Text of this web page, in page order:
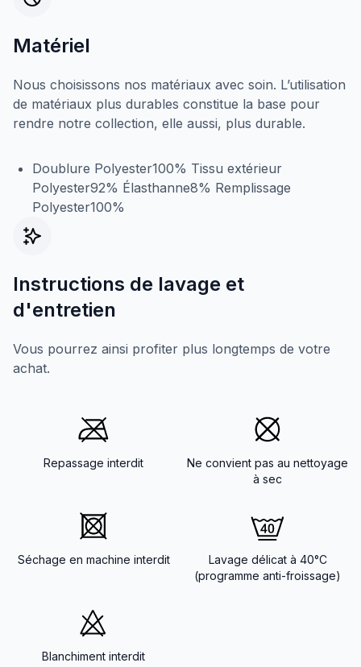
Matériel
Nous choisissons nos matériaux avec soin. L’utilisation
de matériaux plus durables constitue la base pour
rendre notre collection, elle aussi, plus durable.
Doublure Polyester100% Tissu extérieur
Polyester92% Élasthanne8% Remplissage
Polyester100%
Instructions de lavage et
d'entretien
Vous pourrez ainsi profiter plus longtemps de votre
achat.
Repassage interdit
Ne convient pas au nettoyage
à sec
Séchage en machine interdit
Lavage délicat à 40°C
(programme anti-froissage)
Blanchiment interdit